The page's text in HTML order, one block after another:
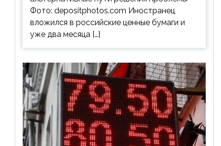
Фото: depositphotos.com Иностранец
вложился в российские ценные бумаги и
уже два месяца […]